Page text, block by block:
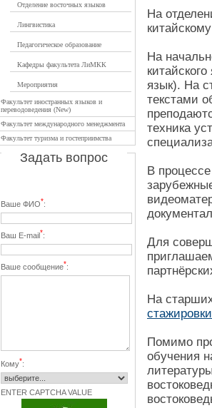
Отделение восточных языков
Лингвистика
Педагогическое образование
Кафедры факультета ЛиМКК
Мероприятия
Факультет иностранных языков и
переводоведения (New)
Факультет международного менеджмента
Факультет туризма и гостеприимства
Задать вопрос
Ваше ФИО*:
Ваш E-mail*:
Ваше сообщение*:
Кому*:
ENTER CAPTCHA VALUE
На
На
язык). На
текстами
техника
В
Для
На
Помимо
обучения